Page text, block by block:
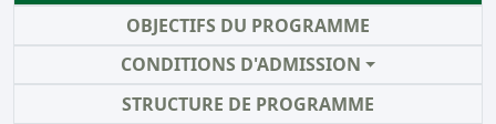
OBJECTIFS DU PROGRAMME
CONDITIONS D'ADMISSION
STRUCTURE DE PROGRAMME